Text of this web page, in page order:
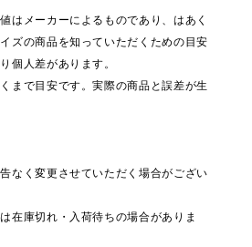
はメーカーによるものであり、はあく
ズの商品を知っていただくための目安
個人差があります。
まで目安です。実際の商品と誤差が生
なく変更させていただく場合がござい
在庫切れ・入荷待ちの場合がありま